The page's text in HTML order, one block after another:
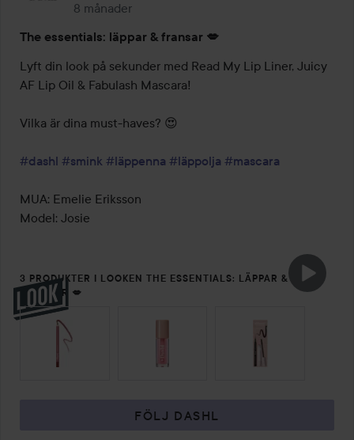
8 månader
Inlägget skapades 8 månader
The essentials: läppar & fransar 💋
Lyft din look på sekunder med Read My Lip Liner, Juicy
AF Lip Oil & Fabulash Mascara!
Vilka är dina must-haves? 😍
#dashl #smink #läppenna #läppolja #mascara
MUA: Emelie Eriksson
Model: Josie
3 PRODUKTER I LOOKEN THE ESSENTIALS: LÄPPAR &
FRANSAR 💋
HOPPA ÖVER SEKTIONEN
FÖLJ DASHL